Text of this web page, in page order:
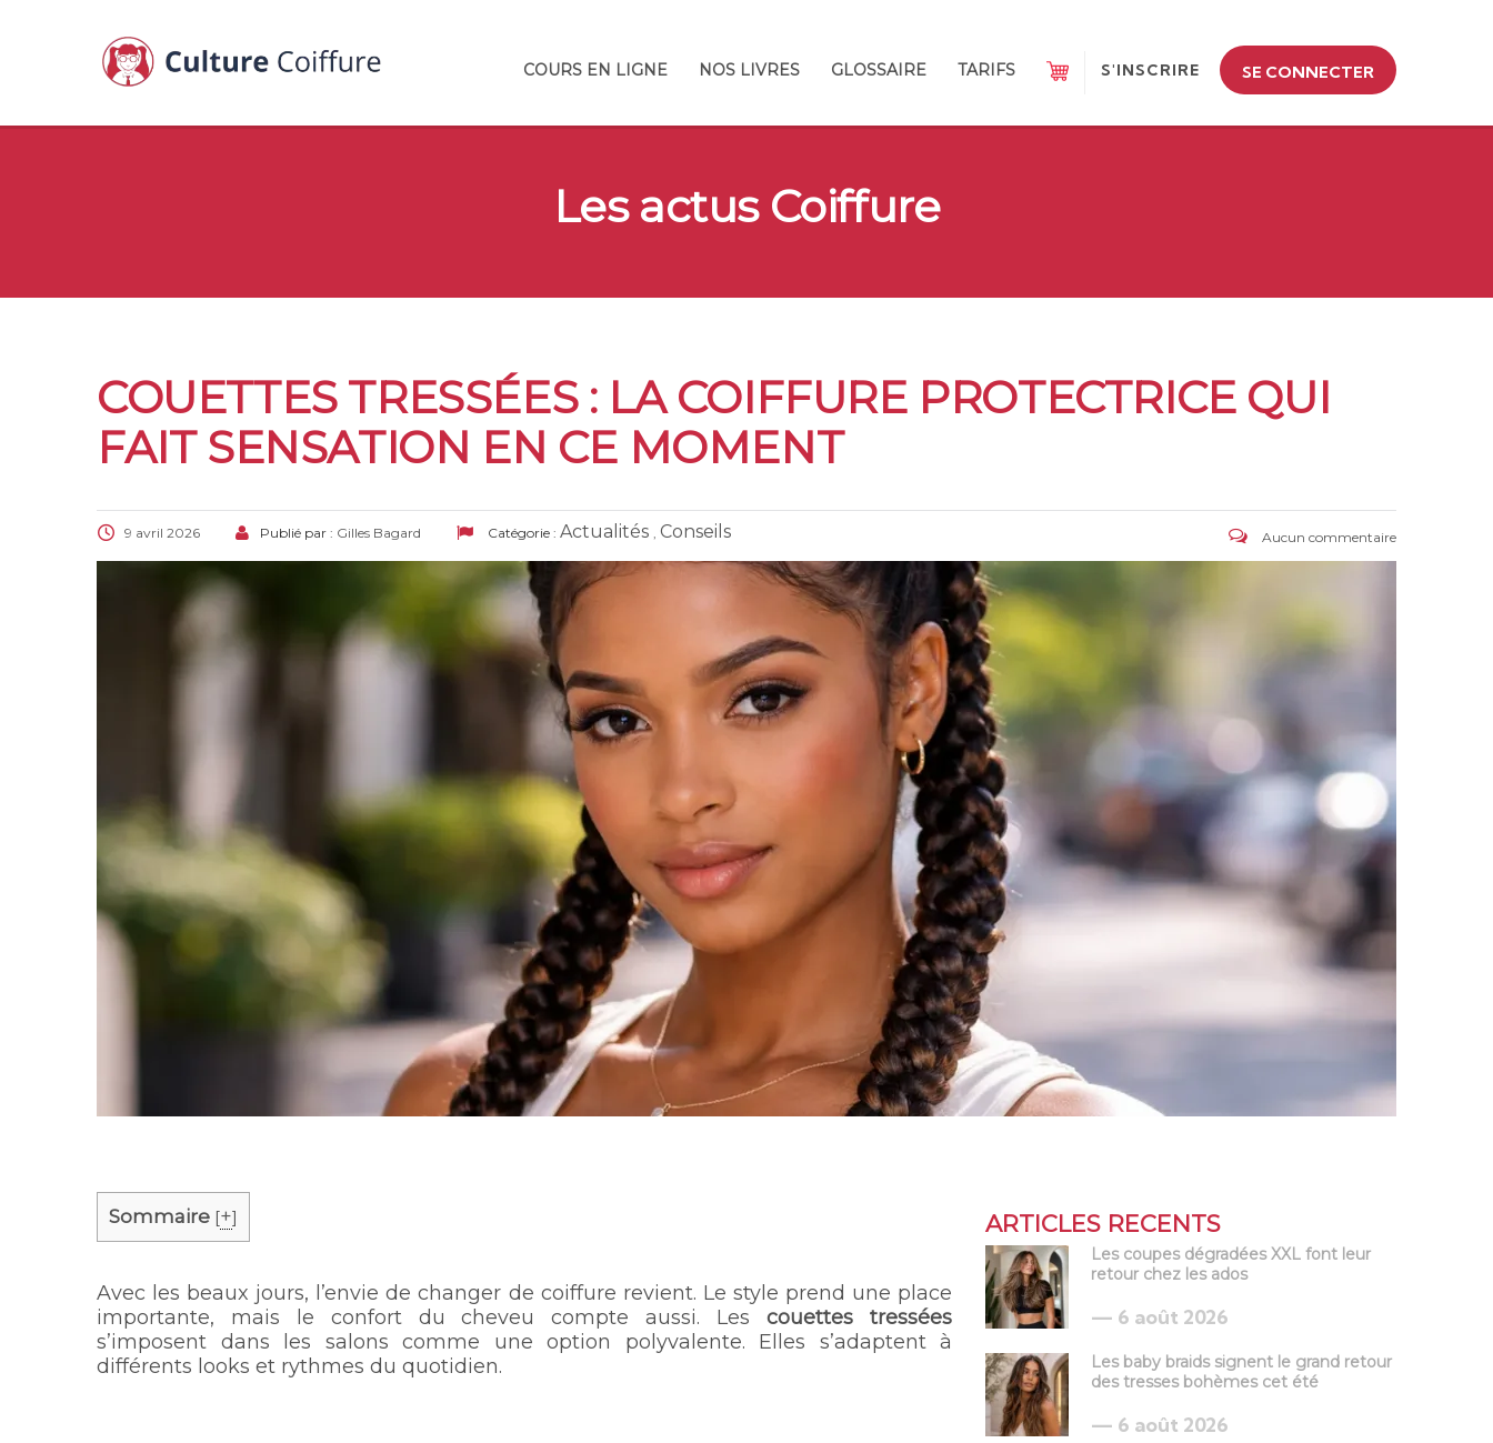
S'INSCRIRE SE CONNECTER
COURS EN LIGNE NOS LIVRES GLOSSAIRE TARIFS
Les actus Coiffure
COUETTES TRESSÉES : LA COIFFURE PROTECTRICE QUI
FAIT SENSATION EN CE MOMENT
9 avril 2026 Publié par : Gilles Bagard Catégorie : Actualités , Conseils Aucun commentaire
Sommaire [+]
Avec les beaux jours, l’envie de changer de coiffure revient. Le style prend une place
importante, mais le confort du cheveu compte aussi. Lescouettes tressées
s’imposent dans les salons comme une option polyvalente. Elles s’adaptent à
différents looks et rythmes du quotidien.
ARTICLES RECENTS
Les coupes dégradées XXL font leur
retour chez les ados
6 août 2026
Les baby braids signent le grand retour
des tresses bohèmes cet été
6 août 2026